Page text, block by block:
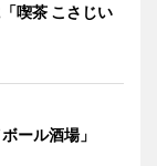
喫茶 こさじい
ール酒場」